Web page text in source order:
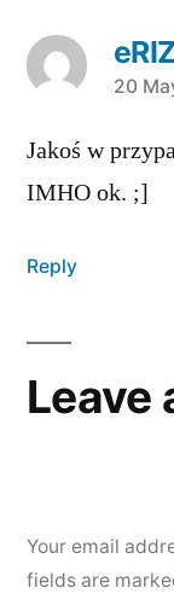
says:
20
Jakoś w
IMHO ok. ;]
Reply
Leave
Your email
fields are